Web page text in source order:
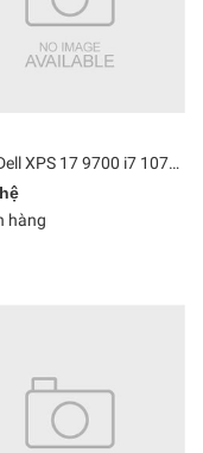
Main Dell XPS 17 9700 i7 10750H GTX1650Ti CMLH C31KJ 18838-1
hàng